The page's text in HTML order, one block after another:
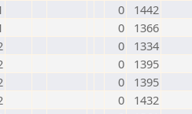
0
1442
0
1366
0
1334
0
1395
0
1395
0
1432